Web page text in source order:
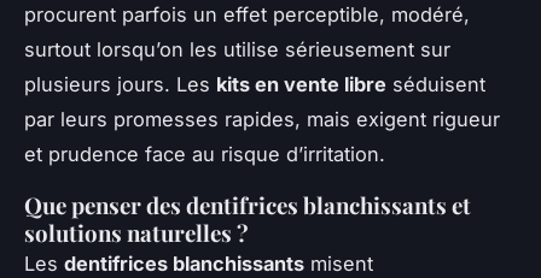
procurent parfois un effet perceptible, modéré,
surtout lorsqu’on les utilise sérieusement sur
plusieurs jours. Les kits en vente libre séduisent
par leurs promesses rapides, mais exigent rigueur
et prudence face au risque d’irritation.
Que penser des dentifrices blanchissants et
solutions naturelles ?
Les dentifrices blanchissants misent